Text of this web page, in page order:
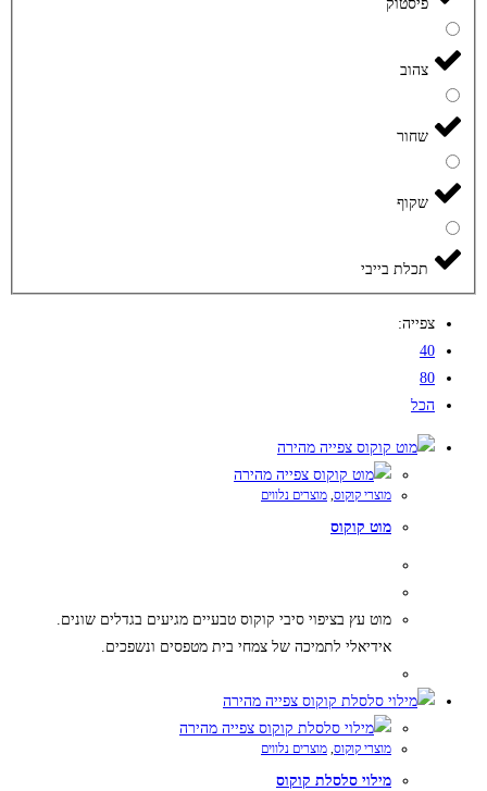
פיסטוק
צהוב
שחור
שקוף
תכלת בייבי
צפייה:
40
80
הכל
צפייה מהירה
צפייה מהירה
מוצרי קוקוס מוצרים נלווים
מוט קוקוס
מוט עץ בציפוי סיבי קוקוס טבעיים מגיעים בגדלים שונים.
אידיאלי לתמיכה של צמחי בית מטפסים ונשפכים.
זה
יש
מספר
סוגים.
צפייה מהירה
צפייה מהירה
מוצרי קוקוס, מוצרים נלווים
מילוי סלסלת קוקוס